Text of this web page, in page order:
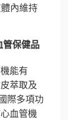
內維持
管保健品
能有
萃取及
際多項功
血管機